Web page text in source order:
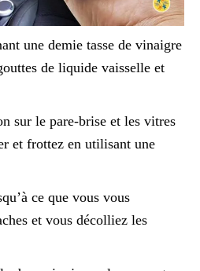
une demie tasse de vinaigre
de liquide vaisselle et
sur le pare-brise et les vitres
et frottez en utilisant une
ce que vous vous
et vous décolliez les